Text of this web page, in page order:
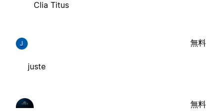
Clia Titus
J
juste
無料
無料